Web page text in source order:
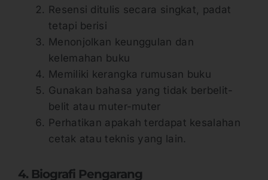
Resensi ditulis secara singkat, padat
tetapi berisi
Menonjolkan keunggulan dan
kelemahan buku
Memiliki kerangka rumusan buku
Gunakan bahasa yang tidak berbelit-
belit atau muter-muter
Perhatikan apakah terdapat kesalahan
cetak atau teknis yang lain.
4. Biografi Pengarang